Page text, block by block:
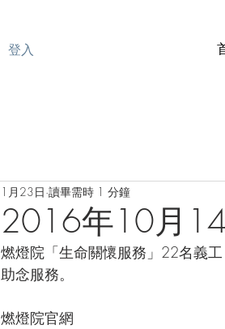
登入
2016年10月
1月23日 讀畢需時 1 分鐘
燃燈院「生命關懷服務」22名義
助念服務。
燃燈院官網